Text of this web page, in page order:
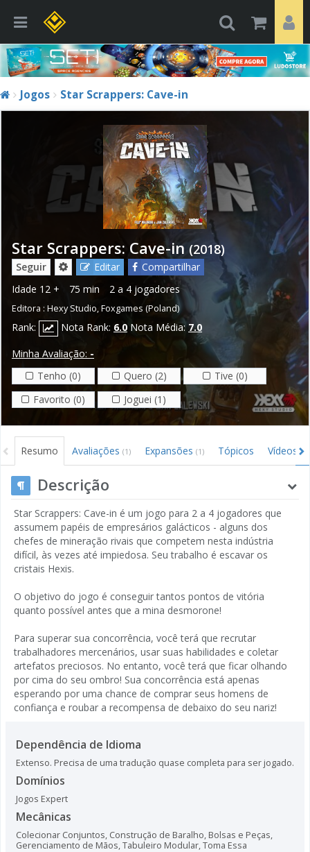
Jogos Star Scrappers: Cave-in
Star Scrappers: Cave-in (2018)
Seguir Editar
Compartilhar
Idade 12 + 75 min 2 a 4 jogadores
Editora : Hexy Studio,Foxgames (Poland)
Rank: Nota Rank: 6.0 Nota Média:7.0
Minha Avaliação: -
Tenho (0)
Quero (2)
Tive (0)
Favorito (0)
Joguei (1)
Resumo Avaliações (1) Expansões (1) Tópicos Vídeos
Descrição
Star Scrappers: Cave-in é um jogo para 2 a 4 jogadores que
assumem papéis de empresários galácticos - alguns dos
chefes de mineração rivais que competem nesta indústria
difícil, às vezes até impiedosa. Seu trabalho é escavar os
cristais Hexis.
O objetivo do jogo é conseguir tantos pontos de vitória
quanto possível antes que a mina desmorone!
Para superar sua concorrência, você terá que recrutar
trabalhadores mercenários, usar suas habilidades e coletar
artefatos preciosos. No entanto, você terá que ficar olhando
por cima do seu ombro! Sua concorrência está apenas
esperando por uma chance de comprar seus homens de
confiança e roubar a recompensa de debaixo do seu nariz!
Dependência de Idioma
Extenso. Precisa de uma tradução quase completa para ser jogado.
Domínios
Jogos Expert
Mecânicas
Colecionar Conjuntos, Construção de Baralho, Bolsas e Peças,
Gerenciamento de Mãos,Tabuleiro Modular,Toma Essa